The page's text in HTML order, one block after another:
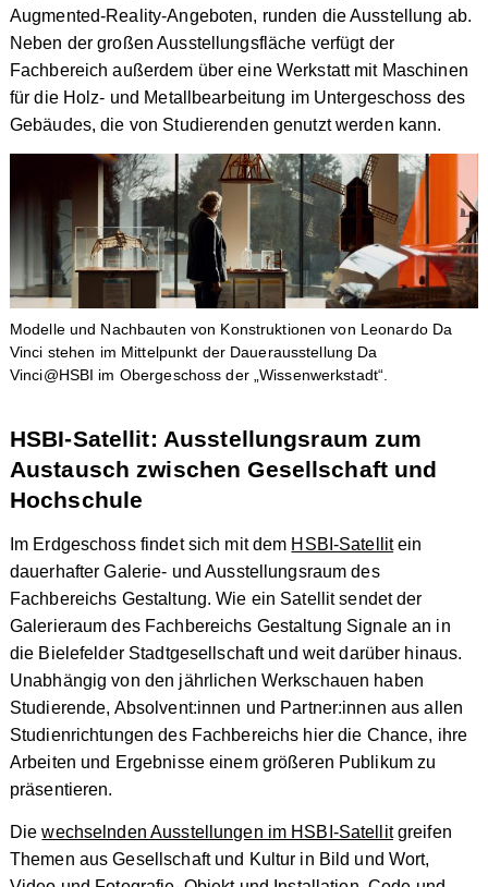
Augmented-Reality-Angeboten, runden die Ausstellung ab.
Neben der großen Ausstellungsfläche verfügt der
Fachbereich außerdem über eine Werkstatt mit Maschinen
für die Holz- und Metallbearbeitung im Untergeschoss des
Gebäudes, die von Studierenden genutzt werden kann.
Modelle und Nachbauten von Konstruktionen von Leonardo Da
Vinci stehen im Mittelpunkt der Dauerausstellung Da
Vinci@HSBI im Obergeschoss der „Wissenwerkstadt“.
HSBI-Satellit: Ausstellungsraum zum
Austausch zwischen Gesellschaft und
Hochschule
Im Erdgeschoss findet sich mit dem HSBI-Satellitein
dauerhafter Galerie- und Ausstellungsraum des
Fachbereichs Gestaltung. Wie ein Satellit sendet der
Galerieraum des Fachbereichs Gestaltung Signale an in
die Bielefelder Stadtgesellschaft und weit darüber hinaus.
Unabhängig von den jährlichen Werkschauen haben
Studierende, Absolvent:innen und Partner:innen aus allen
Studienrichtungen des Fachbereichs hier die Chance, ihre
Arbeiten und Ergebnisse einem größeren Publikum zu
präsentieren.
Diewechselnden Ausstellungen im HSBI-Satellitgreifen
Themen aus Gesellschaft und Kultur in Bild und Wort,